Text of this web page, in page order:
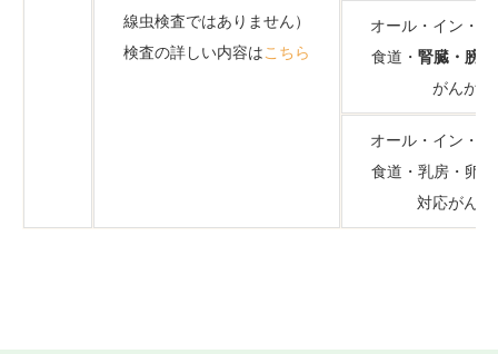
線虫検査ではありません）
検査の詳しい内容はこちら
オール・イン・
食道・ 腎臓・膀
がんが
オール・イン・
食道・乳房・卵
対応がん